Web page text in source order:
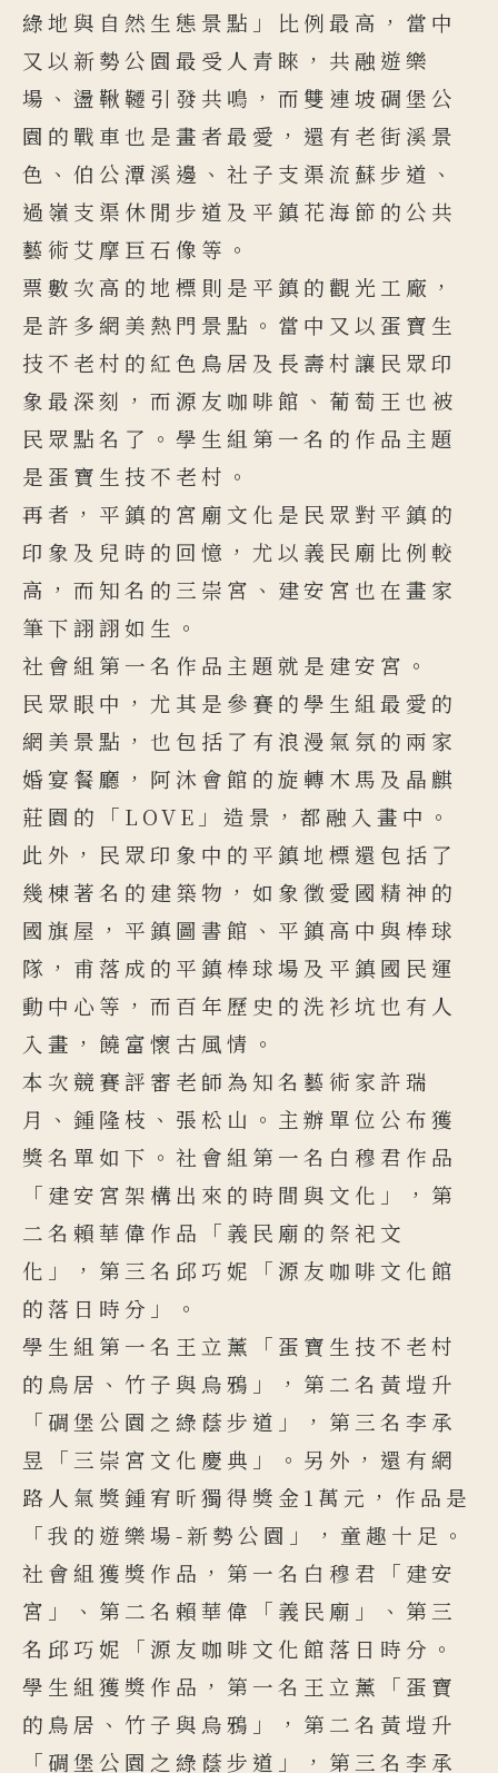
綠地與自然生態景點」比例最高，當中
又以新勢公園最受人青睞，共融遊樂
場、盪鞦韆引發共鳴，而雙連坡碉堡公
園的戰車也是畫者最愛，還有老街溪景
色、伯公潭溪邊、社子支渠流蘇步道、
過嶺支渠休閒步道及平鎮花海節的公共
藝術艾摩巨石像等。
票數次高的地標則是平鎮的觀光工廠，
是許多網美熱門景點。當中又以蛋寶生
技不老村的紅色鳥居及長壽村讓民眾印
象最深刻，而源友咖啡館、葡萄王也被
民眾點名了。學生組第一名的作品主題
是蛋寶生技不老村。
再者，平鎮的宮廟文化是民眾對平鎮的
印象及兒時的回憶，尤以義民廟比例較
高，而知名的三崇宮、建安宮也在畫家
筆下詡詡如生。
社會組第一名作品主題就是建安宮。
民眾眼中，尤其是參賽的學生組最愛的
網美景點，也包括了有浪漫氣氛的兩家
婚宴餐廳，阿沐會館的旋轉木馬及晶麒
莊園的「LOVE」造景，都融入畫中。
此外，民眾印象中的平鎮地標還包括了
幾棟著名的建築物，如象徵愛國精神的
國旗屋，平鎮圖書館、平鎮高中與棒球
隊，甫落成的平鎮棒球場及平鎮國民運
動中心等，而百年歷史的洗衫坑也有人
入畫，饒富懷古風情。
本次競賽評審老師為知名藝術家許瑞
月、鍾隆枝、張松山。主辦單位公布獲
獎名單如下。社會組第一名白穆君作品
「建安宮架構出來的時間與文化」，第
二名賴華偉作品「義民廟的祭祀文
化」，第三名邱巧妮「源友咖啡文化館
的落日時分」。
學生組第一名王立薰「蛋寶生技不老村
的鳥居、竹子與烏鴉」，第二名黃塏升
「碉堡公園之綠蔭步道」，第三名李承
昱「三崇宮文化慶典」。另外，還有網
路人氣獎鍾宥昕獨得獎金1萬元，作品是
「我的遊樂場-新勢公園」，童趣十足。
社會組獲獎作品，第一名白穆君「建安
宮」、第二名賴華偉「義民廟」、第三
名邱巧妮「源友咖啡文化館落日時分。
學生組獲獎作品，第一名王立薰「蛋寶
的鳥居、竹子與烏鴉」，第二名黃塏升
「碉堡公園之綠蔭步道」，第三名李承